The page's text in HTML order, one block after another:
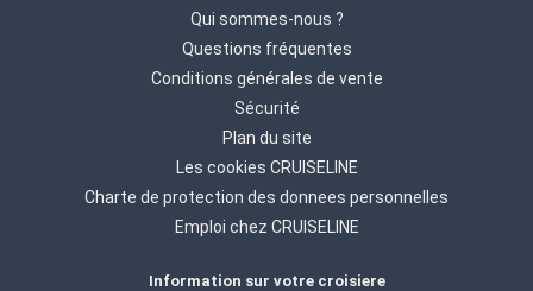
Qui sommes-nous ?
Questions fréquentes
Conditions générales de vente
Sécurité
Plan du site
Les cookies CRUISELINE
Charte de protection des donnees personnelles
Emploi chez CRUISELINE
Information sur votre croisiere